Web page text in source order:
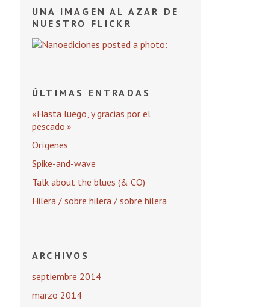
UNA IMAGEN AL AZAR DE
NUESTRO FLICKR
ÚLTIMAS ENTRADAS
«Hasta luego, y gracias por el
pescado.»
Orígenes
Spike-and-wave
Talk about the blues (& CO)
Hilera / sobre hilera / sobre hilera
ARCHIVOS
septiembre 2014
marzo 2014